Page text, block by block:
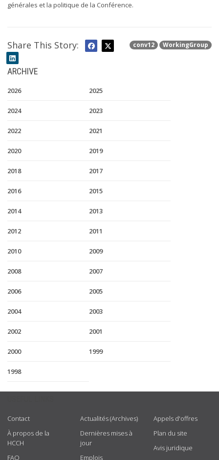
générales et la politique de la Conférence.
conv12 WorkingGroup
Share This Story:
ARCHIVE
2026 2025
2024 2023
2022 2021
2020 2019
2018 2017
2016 2015
2014 2013
2012 2011
2010 2009
2008 2007
2006 2005
2004 2003
2002 2001
2000 1999
1998
Contact
À propos de la
HCCH
FAQ
Actualités (Archives)
Dernières mises à
jour
Emplois
Appels d'offres
Plan du site
Avis juridique